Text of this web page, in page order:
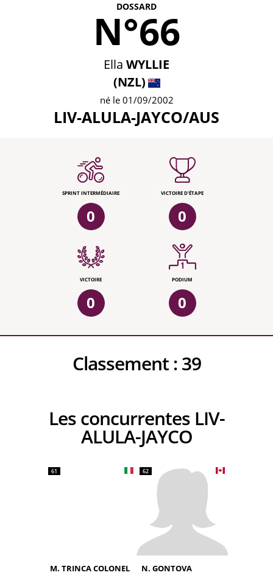
DOSSARD
N°66
Ella WYLLIE
(NZL)
né le 01/09/2002
LIV-ALULA-JAYCO/AUS
SPRINT INTERMÉDIAIRE
0
VICTOIRE D'ÉTAPE
0
VICTOIRE
0
PODIUM
0
Classement :39
Les concurrentes LIV-
ALULA-JAYCO
61
M. TRINCA COLONEL
62
N. GONTOVA